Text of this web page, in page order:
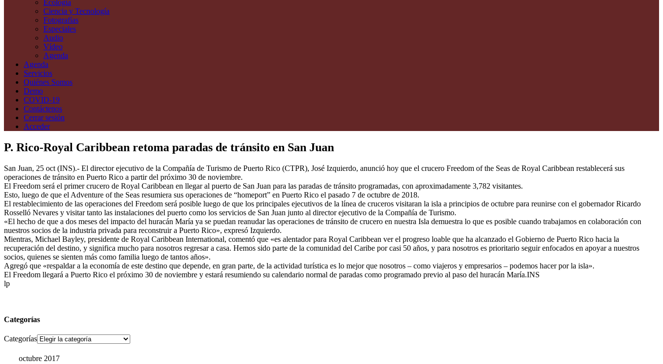
Ecología
Ciencia y Tecnología
Fotografías
Especiales
Audio
Vídeo
Agenda
Agenda
Servicios
Quiénes Somos
Demo
COVID-19
Contáctenos
Cerrar sesión
Acceder
P. Rico-Royal Caribbean retoma paradas de tránsito en San Juan
San Juan, 25 oct (INS).- El director ejecutivo de la Compañía de Turismo de Puerto Rico (CTPR), José Izquierdo, anunció hoy que el crucero Freedom of the Seas de Royal Caribbean restablecerá sus
operaciones de tránsito en Puerto Rico a partir del próximo 30 de noviembre.
El Freedom será el primer crucero de Royal Caribbean en llegar al puerto de San Juan para las paradas de tránsito programadas, con aproximadamente 3,782 visitantes.
Esto, luego de que el Adventure of the Seas resumiera sus operaciones de “homeport” en Puerto Rico el pasado 7 de octubre de 2018.
El restablecimiento de las operaciones del Freedom será posible luego de que los principales ejecutivos de la línea de cruceros visitaran la isla a principios de octubre para reunirse con el gobernador Ricardo
Rosselló Nevares y visitar tanto las instalaciones del puerto como los servicios de San Juan junto al director ejecutivo de la Compañía de Turismo.
«El hecho de que a dos meses del impacto del huracán María ya se puedan reanudar las operaciones de tránsito de crucero en nuestra Isla demuestra lo que es posible cuando trabajamos en colaboración con
nuestros socios de la industria privada para reconstruir a Puerto Rico», expresó Izquierdo.
Mientras, Michael Bayley, presidente de Royal Caribbean International, comentó que «es alentador para Royal Caribbean ver el progreso loable que ha alcanzado el Gobierno de Puerto Rico hacia la
recuperación del destino, y significa mucho para nosotros regresar a casa. Hemos sido parte de la comunidad del Caribe por casi 50 años, y para nosotros es prioritario seguir enfocados en apoyar a nuestros
socios, quienes se sienten más como familia luego de tantos años».
Agregó que «respaldar a la economía de este destino que depende, en gran parte, de la actividad turística es lo mejor que nosotros – como viajeros y empresarios – podemos hacer por la isla».
El Freedom llegará a Puerto Rico el próximo 30 de noviembre y estará resumiendo su calendario normal de paradas como programado previo al paso del huracán María.INS
lp
Categorías
Categorías
octubre 2017